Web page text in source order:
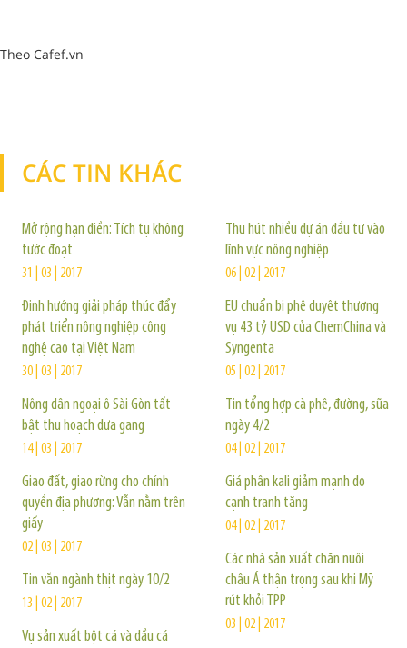
Theo Cafef.vn
CÁC TIN KHÁC
Mở rộng hạn điền: Tích tụ không
tước đoạt
31 | 03 | 2017
Định hướng giải pháp thúc đẩy
phát triển nông nghiệp công
nghệ cao tại Việt Nam
30 | 03 | 2017
Nông dân ngoại ô Sài Gòn tất
bật thu hoạch dưa gang
14 | 03 | 2017
Giao đất, giao rừng cho chính
quyền địa phương: Vẫn nằm trên
giấy
02 | 03 | 2017
Tin vắn ngành thịt ngày 10/2
13 | 02 | 2017
Vụ sản xuất bột cá và dầu cá
Thu hút nhiều dự án đầu tư vào
lĩnh vực nông nghiệp
06 | 02 | 2017
EU chuẩn bị phê duyệt thương
vụ 43 tỷ USD của ChemChina và
Syngenta
05 | 02 | 2017
Tin tổng hợp cà phê, đường, sữa
ngày 4/2
04 | 02 | 2017
Giá phân kali giảm mạnh do
cạnh tranh tăng
04 | 02 | 2017
Các nhà sản xuất chăn nuôi
châu Á thận trọng sau khi Mỹ
rút khỏi TPP
03 | 02 | 2017